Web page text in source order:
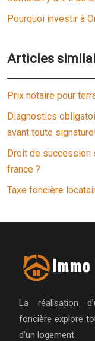
Pourquoi investir à
Articles
Prix notaire pour
Diagnostics
avant toute
Droit de succession
france ?
Taxe foncière
La réalisation
foncière explore
d’un logement.